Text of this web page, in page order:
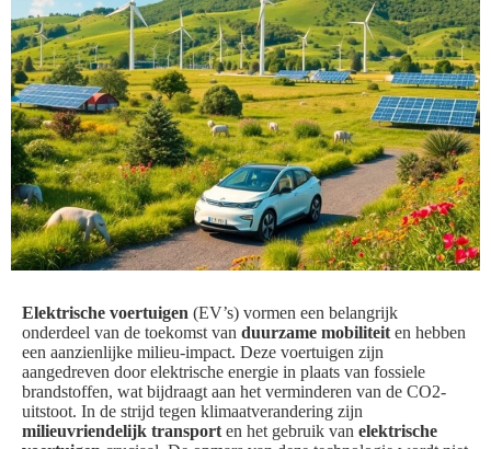
Elektrische voertuigen (EV’s) vormen een belangrijk
onderdeel van de toekomst van duurzame mobiliteit en hebben
een aanzienlijke milieu-impact. Deze voertuigen zijn
aangedreven door elektrische energie in plaats van fossiele
brandstoffen, wat bijdraagt aan het verminderen van de CO2-
uitstoot. In de strijd tegen klimaatverandering zijn
milieuvriendelijk transport en het gebruik van elektrische